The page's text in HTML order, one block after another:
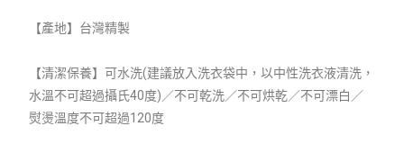
【產地】台灣精製
【清潔保養】可水洗(建議放入洗衣袋中，以中性洗衣液清洗，
水溫不可超過攝氏40度)／不可乾洗／不可烘乾／不可漂白／
熨燙溫度不可超過120度